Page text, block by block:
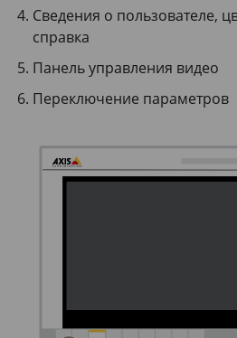
Сведения о пользователе,
справка
Панель управления видео
Переключение параметров